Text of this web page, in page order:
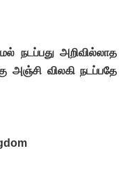
நடப்பது அறிவில்லாத
விலகி நடப்பதே